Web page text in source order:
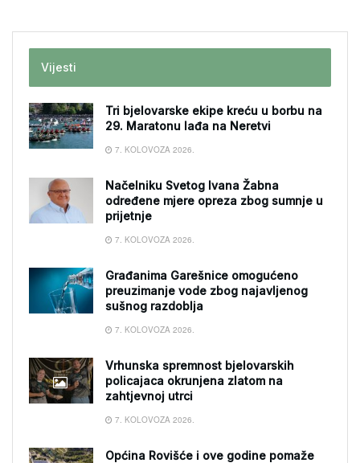
Vijesti
Tri bjelovarske ekipe kreću u borbu na
29. Maratonu lađa na Neretvi
7. KOLOVOZA 2026.
Načelniku Svetog Ivana Žabna
određene mjere opreza zbog sumnje u
prijetnje
7. KOLOVOZA 2026.
Građanima Garešnice omogućeno
preuzimanje vode zbog najavljenog
sušnog razdoblja
7. KOLOVOZA 2026.
Vrhunska spremnost bjelovarskih
policajaca okrunjena zlatom na
zahtjevnoj utrci
7. KOLOVOZA 2026.
Općina Rovišće i ove godine pomaže